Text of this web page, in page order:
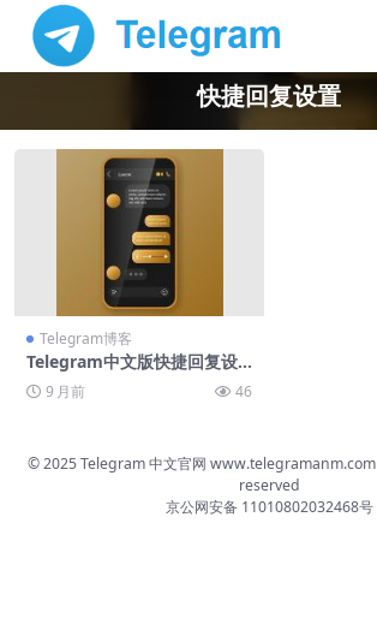
快捷回复设置
Telegram博客
Telegram中文版快捷回复设
置指南
9 月前 46
© 2025 Telegram 中文官网 www.telegramanm.com
reserved
京公网安备 11010802032468号